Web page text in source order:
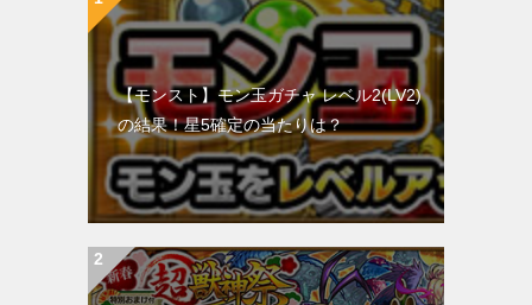
【モンスト】モン玉ガチャ レベル2(LV2)
の結果！星5確定の当たりは？